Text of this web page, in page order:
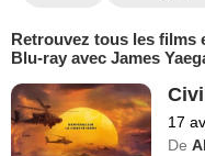
Retrouvez tous les films
Blu-ray avec James
17
De